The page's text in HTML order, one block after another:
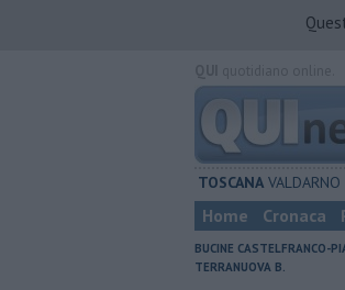
TOSCANA VALDARNO
Home Cronaca
BUCINE CASTELFRANCO-
TERRANUOVA B.